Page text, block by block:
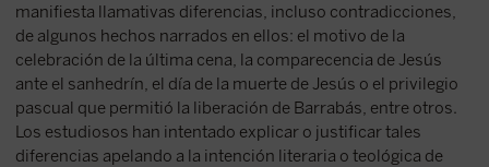
manifiesta llamativas diferencias, incluso contradicciones,
de algunos hechos narrados en ellos: el motivo de la
celebración de la última cena, la comparecencia de Jesús
ante el sanhedrín, el día de la muerte de Jesús o el privilegio
pascual que permitió la liberación de Barrabás, entre otros.
Los estudiosos han intentado explicar o justificar tales
diferencias apelando a la intención literaria o teológica de